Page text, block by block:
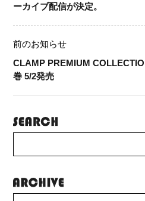
ーカイブ配信が決定。
前のお知らせ
CLAMP PREMIUM
巻 5/2発売